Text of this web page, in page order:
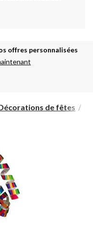
offres personnalisées
de fêtes